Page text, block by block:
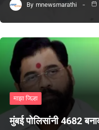
By mnewsmarathi
माझा जिल्हा
मुंबई पोलिसांनी 4682